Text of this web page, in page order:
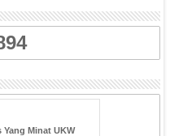
Minat UKW